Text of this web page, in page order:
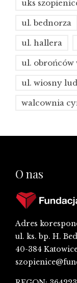
uks
ul. bednorza
ul. hallera
ul. obrońców
ul. wiosny
walcownia
O nas
Adres
ul. ks. bp. H.
40-384